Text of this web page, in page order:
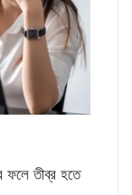
ফলে তীব্র হতে